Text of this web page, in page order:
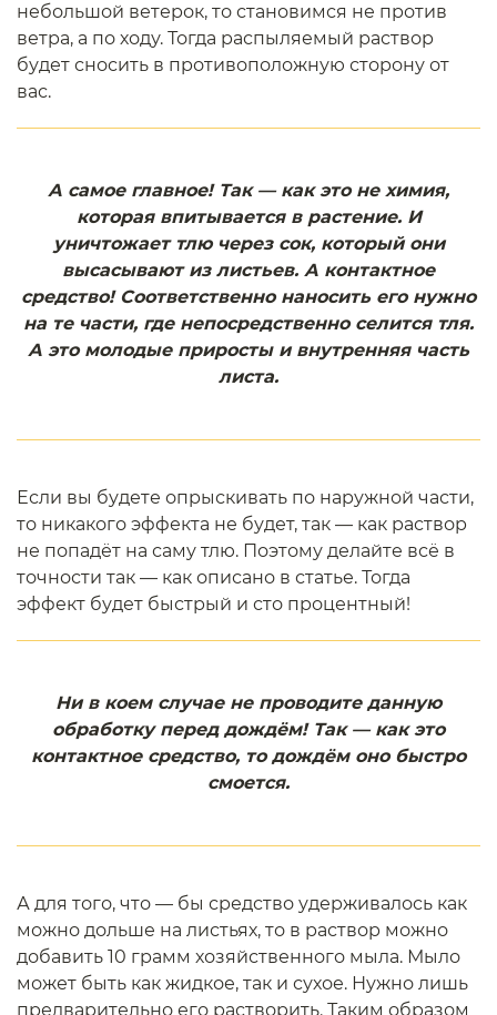
небольшой ветерок, то становимся не против
ветра, а по ходу. Тогда распыляемый раствор
будет сносить в противоположную сторону от
вас.
А самое главное! Так — как это не химия,
которая впитывается в растение. И
уничтожает тлю через сок, который они
высасывают из листьев. А контактное
средство! Соответственно наносить его нужно
на те части, где непосредственно селится тля.
А это молодые приросты и внутренняя часть
листа.
Если вы будете опрыскивать по наружной части,
то никакого эффекта не будет, так — как раствор
не попадёт на саму тлю. Поэтому делайте всё в
точности так — как описано в статье. Тогда
эффект будет быстрый и сто процентный!
Ни в коем случае не проводите данную
обработку перед дождём! Так — как это
контактное средство, то дождём оно быстро
смоется.
А для того, что — бы средство удерживалось как
можно дольше на листьях, то в раствор можно
добавить 10 грамм хозяйственного мыла. Мыло
может быть как жидкое, так и сухое. Нужно лишь
предварительно его растворить. Таким образом